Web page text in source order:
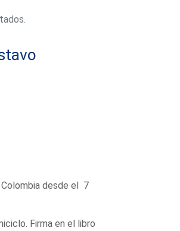
Colombia desde el 7
Firma en el libro